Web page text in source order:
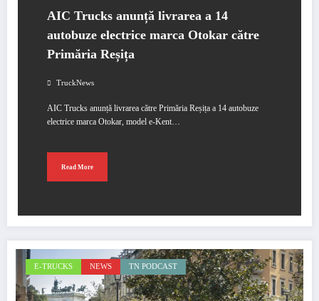
AIC Trucks anunță livrarea a 14
autobuze electrice marca Otokar către
Primăria Reșița
TruckNews
AIC Trucks anunță livrarea către Primăria Reșița a 14 autobuze
electrice marca Otokar, model e-Kent…
Read More
E-TRUCKS NEWS TN PODCAST